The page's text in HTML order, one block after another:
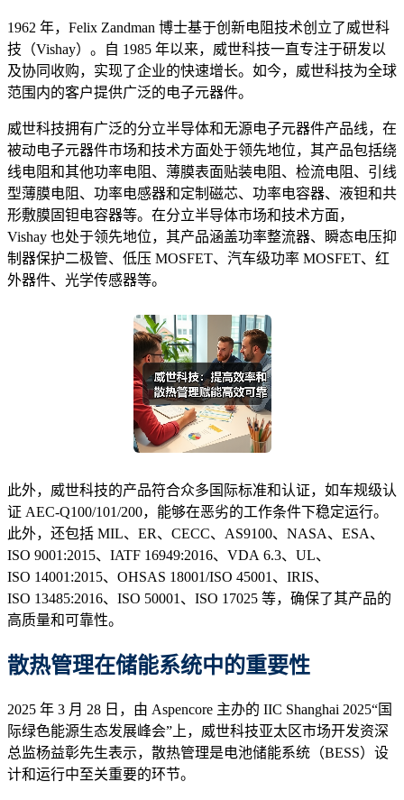
1962 年，Felix Zandman 博士基于创新电阻技术创立了威世科
技（Vishay）。自 1985 年以来，威世科技一直专注于研发以
及协同收购，实现了企业的快速增长。如今，威世科技为全球
范围内的客户提供广泛的电子元器件。
威世科技拥有广泛的分立半导体和无源电子元器件产品线，在
被动电子元器件市场和技术方面处于领先地位，其产品包括绕
线电阻和其他功率电阻、薄膜表面贴装电阻、检流电阻、引线
型薄膜电阻、功率电感器和定制磁芯、功率电容器、液钽和共
形敷膜固钽电容器等。在分立半导体市场和技术方面，
Vishay 也处于领先地位，其产品涵盖功率整流器、瞬态电压抑
制器保护二极管、低压 MOSFET、汽车级功率 MOSFET、红
外器件、光学传感器等。
此外，威世科技的产品符合众多国际标准和认证，如车规级认
证 AEC-Q100/101/200，能够在恶劣的工作条件下稳定运行。
此外，还包括 MIL、ER、CECC、AS9100、NASA、ESA、
ISO 9001:2015、IATF 16949:2016、VDA 6.3、UL、
ISO 14001:2015、OHSAS 18001/ISO 45001、IRIS、
ISO 13485:2016、ISO 50001、ISO 17025 等，确保了其产品的
高质量和可靠性。
散热管理在储能系统中的重要性
2025 年 3 月 28 日，由 Aspencore 主办的 IIC Shanghai 2025“国
际绿色能源生态发展峰会”上，威世科技亚太区市场开发资深
总监杨益彰先生表示，散热管理是电池储能系统（BESS）设
计和运行中至关重要的环节。